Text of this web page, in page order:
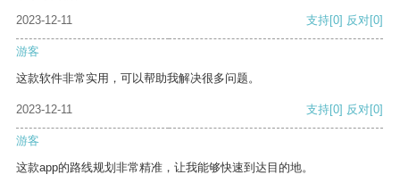
2023-12-11
支持[0] 反对[0]
游客
这款软件非常实用，可以帮助我解决很多问题。
2023-12-11 支持[0] 反对[0]
游客
这款app的路线规划非常精准，让我能够快速到达目的地。